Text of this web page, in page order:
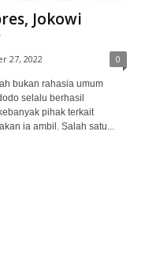
Jokowi
27, 2022 0
bukan rahasia umum
selalu berhasil
pihak terkait
ia ambil. Salah satu...